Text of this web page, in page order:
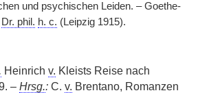
und psychischen Leiden. – Goethe-
Dr. phil. h. c. (Leipzig 1915).
Heinrich v. Kleists Reise nach
– Hrsg.: C. v. Brentano, Romanzen